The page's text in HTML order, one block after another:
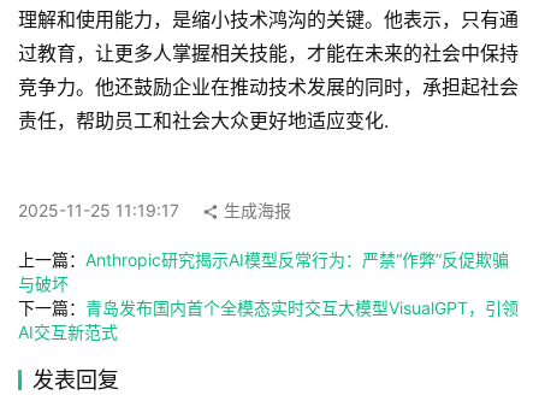
服
务
A
具
箱
A
理解和使用能力，是缩小技术鸿沟的关键。他表示，只有通
过教育，让更多人掌握相关技能，才能在未来的社会中保持
竞争力。他还鼓励企业在推动技术发展的同时，承担起社会
责任，帮助员工和社会大众更好地适应变化.
2025-11-25 11:19:17 生成海报
上一篇： Anthropic研究揭示AI模型反常行为：严禁“作弊”反促欺骗
与破坏
下一篇： 青岛发布国内首个全模态实时交互大模型VisualGPT，引领
AI交互新范式
发表回复